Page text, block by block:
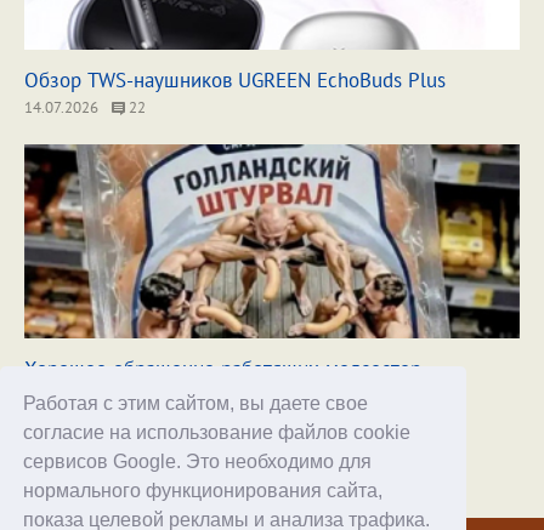
Работая с этим сайтом, вы даете свое
согласие на использование файлов cookie
сервисов Google. Это необходимо для
нормального функционирования сайта,
показа целевой рекламы и анализа трафика.
Обзор TWS-наушников UGREEN EchoBuds Plus
14.07.2026 22
Хорошее обращение работящих медсестер
17.07.2026 96
Хостинг